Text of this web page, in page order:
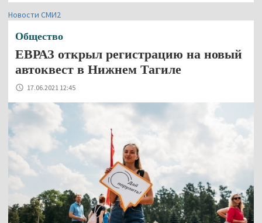
Новости СМИ2
Общество
ЕВРАЗ открыл регистрацию на новый
автоквест в Нижнем Тагиле
17.06.2021 12:45